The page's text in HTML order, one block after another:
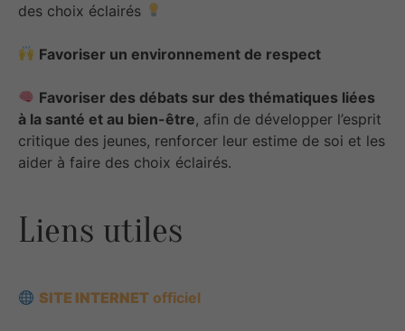
des choix éclairés
Favoriser un environnement de respect
Favoriser des débats sur des thématiques liées
à la santé et au bien-être, afin de développer l’esprit
critique des jeunes, renforcer leur estime de soi et les
aider à faire des choix éclairés.
Liens utiles
SITE INTERNET officiel